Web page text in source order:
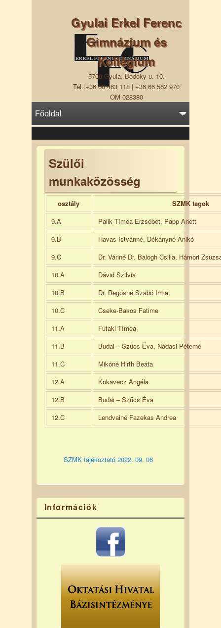
Gyulai Erkel Ferenc
Gimnázium és
Kollégium
5700 Gyula, Bodoky u. 10.
Tel.:+36 66 463 118 | +36 66 562 970
OM 028380
Szülői
munkaközösség
osztály
SZMK tagok
9.A
Palik Tímea Erzsébet, Papp Anett
9.B
Havas Istvánné, Dékányné Anikó
9.C
Dr. Váriné Dr. Balogh Csilla, Hámori
10.A
Dávid Szilvia
10.B
Dr. Regősné Szabó Irma
10.C
Cseke-Bakos Fatime
11.A
Futaki Tímea
11.B
Budai – Szűcs Éva, Nádasi Péterné
11.C
Mikóné Hirth Beáta
12.A
Kokavecz Angéla
12.B
Budai – Szűcs Éva
12.C
Lendvainé Fazekas Andrea
SZMK tájékoztató 2022. 09. 06
Információk